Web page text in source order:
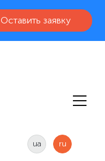
Оставить заявку
ua ru